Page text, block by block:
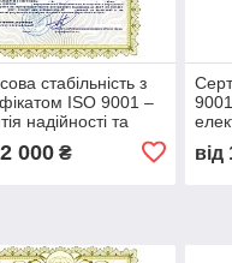
стабільність з
ISO 9001 –
надійності та
бізнесу, довіра
та інвесторів
000₴ від